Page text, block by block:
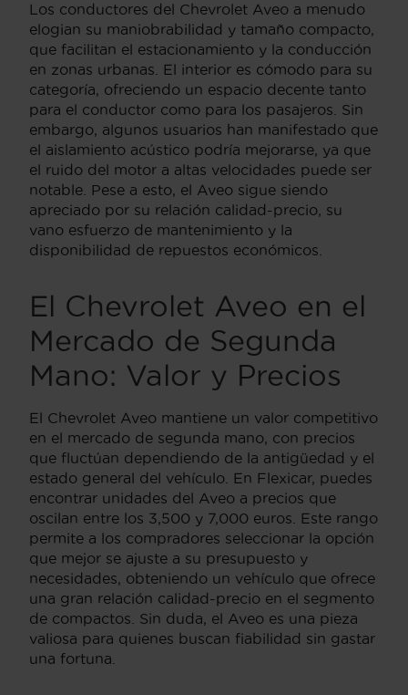
Los conductores del Chevrolet Aveo a menudo
elogian su maniobrabilidad y tamaño compacto,
que facilitan el estacionamiento y la conducción
en zonas urbanas. El interior es cómodo para su
categoría, ofreciendo un espacio decente tanto
para el conductor como para los pasajeros. Sin
embargo, algunos usuarios han manifestado que
el aislamiento acústico podría mejorarse, ya que
el ruido del motor a altas velocidades puede ser
notable. Pese a esto, el Aveo sigue siendo
apreciado por su relación calidad-precio, su
vano esfuerzo de mantenimiento y la
disponibilidad de repuestos económicos.
El Chevrolet Aveo en el
Mercado de Segunda
Mano: Valor y Precios
El Chevrolet Aveo mantiene un valor competitivo
en el mercado de segunda mano, con precios
que fluctúan dependiendo de la antigüedad y el
estado general del vehículo. En Flexicar, puedes
encontrar unidades del Aveo a precios que
oscilan entre los 3,500 y 7,000 euros. Este rango
permite a los compradores seleccionar la opción
que mejor se ajuste a su presupuesto y
necesidades, obteniendo un vehículo que ofrece
una gran relación calidad-precio en el segmento
de compactos. Sin duda, el Aveo es una pieza
valiosa para quienes buscan fiabilidad sin gastar
una fortuna.